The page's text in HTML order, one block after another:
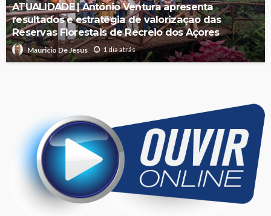
ATUALIDADE | António Ventura apresenta
resultados e estratégia de valorização das
Reservas Florestais de Recreio dos Açores
Mauricio De Jesus 1 dia atrás